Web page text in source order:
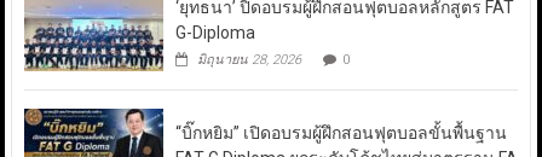
‘ยุทธนา’ ปิดอบรมผู้ฝึกสอนฟุตบอลหลักสูตร FAT
G-Diploma
มิถุนายน 28, 2026 0
“บิ๊กหยิม” เปิดอบรมผู้ฝึกสอนฟุตบอลขั้นพื้นฐาน